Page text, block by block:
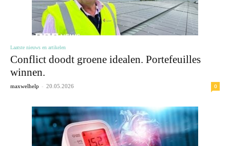
Laatste nieuws en artikelen
Conflict doodt groene idealen. Portefeuilles
winnen.
maxwelhelp - 20.05.2026 0